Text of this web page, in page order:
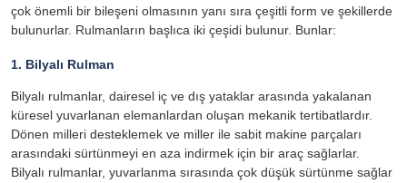
çok önemli bir bileşeni olmasının yanı sıra çeşitli form ve şekillerde
bulunurlar. Rulmanların başlıca iki çeşidi bulunur. Bunlar:
1. Bilyalı Rulman
Bilyalı rulmanlar, dairesel iç ve dış yataklar arasında yakalanan
küresel yuvarlanan elemanlardan oluşan mekanik tertibatlardır.
Dönen milleri desteklemek ve miller ile sabit makine parçaları
arasındaki sürtünmeyi en aza indirmek için bir araç sağlarlar.
Bilyalı rulmanlar, yuvarlanma sırasında çok düşük sürtünme sağlar